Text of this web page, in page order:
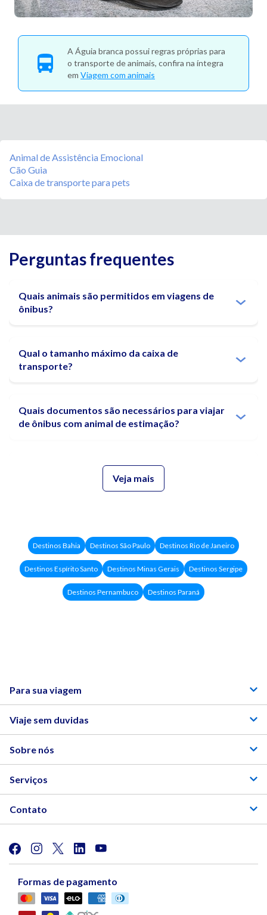
A Águia branca possui regras próprias para
o transporte de animais, confira na íntegra
em Viagem com animais
Animal de Assistência Emocional
Cão Guia
Caixa de transporte para pets
Perguntas frequentes
Quais animais são permitidos em viagens de
ônibus?
Qual o tamanho máximo da caixa de
transporte?
Quais documentos são necessários para viajar
de ônibus com animal de estimação?
Posso levar meu animal de estimação no colo
sujar ou fizer necessidades durante a viagem?
Veja mais
Destinos Bahia Destinos São Paulo Destinos Rio de Janeiro
Destinos Espírito Santo Destinos Minas Gerais Destinos Sergipe
Destinos Pernambuco Destinos Paraná
Para sua viagem
Viaje sem duvidas
Sobre nós
Serviços
Contato
Formas de pagamento